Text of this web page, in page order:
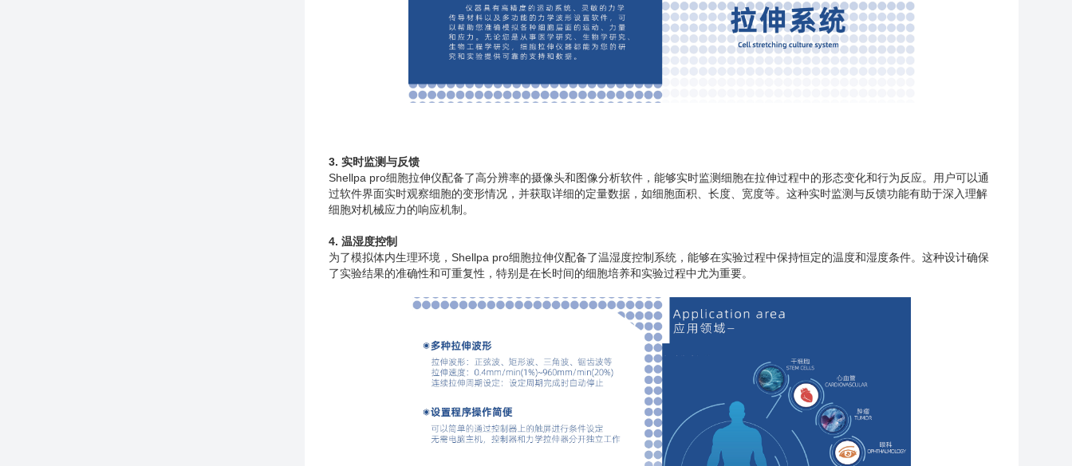
3. 实时监测与反馈
Shellpa pro细胞拉伸仪配备了高分辨率的摄像头和图像分析软件，能够实时监测细胞在拉伸过程中的形态变化和行为反应。用户可以通
过软件界面实时观察细胞的变形情况，并获取详细的定量数据，如细胞面积、长度、宽度等。这种实时监测与反馈功能有助于深入理解
细胞对机械应力的响应机制。
4. 温湿度控制
为了模拟体内生理环境，Shellpa pro细胞拉伸仪配备了温湿度控制系统，能够在实验过程中保持恒定的温度和湿度条件。这种设计确保
了实验结果的准确性和可重复性，特别是在长时间的细胞培养和实验过程中尤为重要。